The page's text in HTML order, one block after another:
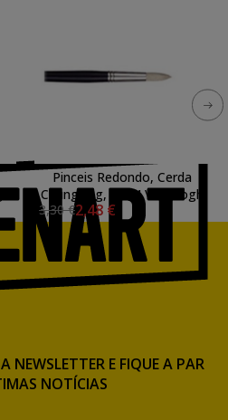
Pinceis Redondo, Cerda
Chungking, N. 04 Van Gogh
3,30 €2,48 €
NEWSLETTER E FIQUE A PAR
NOTÍCIAS